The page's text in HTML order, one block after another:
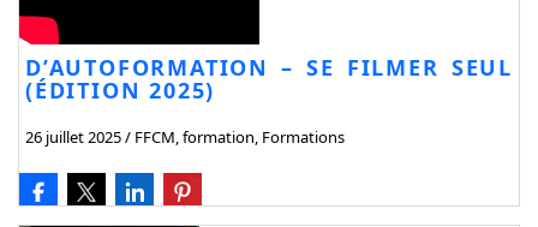
D’AUTOFORMATION – SE FILMER SEUL
(ÉDITION 2025)
26 juillet 2025/ FFCM,formation, Formations